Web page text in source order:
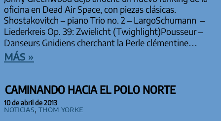
oficina en Dead Air Space, con piezas clásicas.
Shostakovitch – piano Trio no. 2 – LargoSchumann –
Liederkreis Op. 39: Zwielicht (Twighlight)Pousseur –
Danseurs Gnidiens cherchant la Perle clémentine…
más »
CAMINANDO HACIA EL POLO NORTE
10 de abril de 2013
Noticias, Thom Yorke